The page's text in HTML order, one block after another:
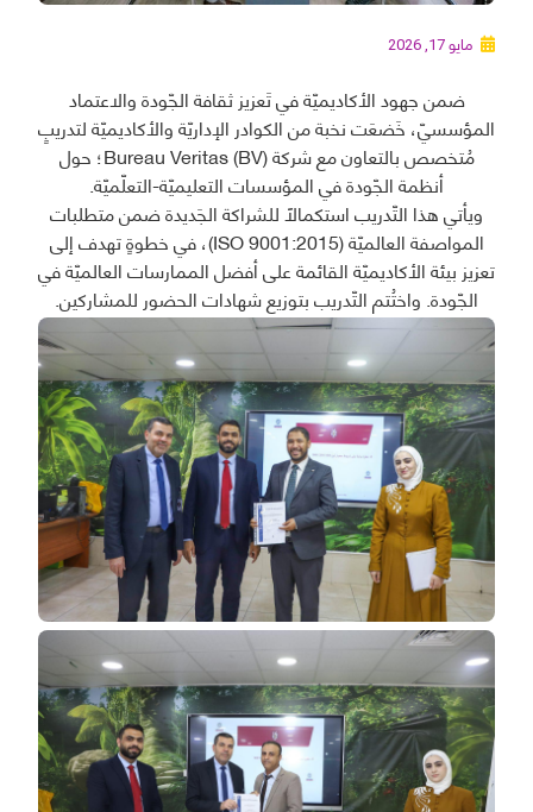
مايو 17, 2026
ضمن جهود الأكاديميّة في تَعزيز ثقافة الجّودة والاعتماد
المؤسسيّ، خَضعَت نخبة من الكوادر الإداريّة والأكاديميّة لتدريبٍ
مُتخصص بالتعاون مع شركة Bureau Veritas (BV)؛ حول
أنظمة الجّودة في المؤسسات التعليميّة-التعلّميّة.
ويأتي هذا التّدريب استكمالًا للشراكة الجَديدة ضمن متطلبات
المواصفة العالميّة (ISO 9001:2015)، في خطوةٍ تهدف إلى
تعزيز بيئة الأكاديميّة القائمة على أفضل الممارسات العالميّة في
الجّودة. واختُتم التّدريب بتوزيع شهادات الحضور للمشاركين.